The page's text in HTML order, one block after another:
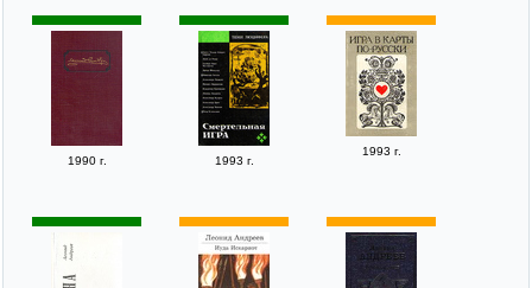
1990 г. 1993 г.
1993 г.